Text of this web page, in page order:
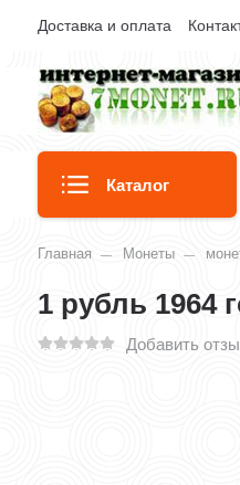
Доставка и оплата
Каталог
Главная Монеты
1 рубль 1964
Добавить